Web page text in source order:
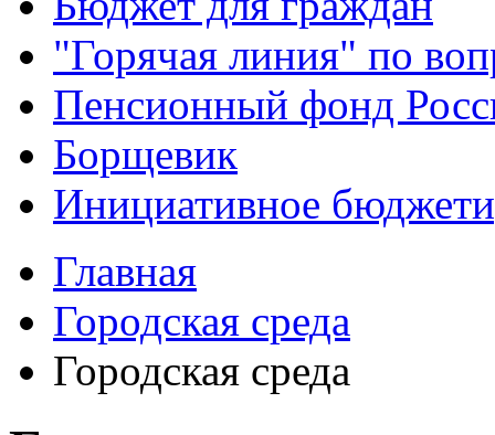
"Горячая линия" по
Пенсионный фонд
Борщевик
Инициативное
Главная
Городская среда
Городская среда